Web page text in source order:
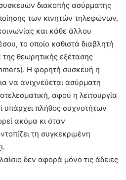
διακοπής ασύρματης
των κινητών τηλεφώνων,
και κάθε άλλου
το οποίο καθιστά διαβλητή
της θεωρητικής εξέτασης
Η φορητή συσκευή η
να ανιχνεύεται ασύρματη
αφού η λειτουργία
υπάρχει πλήθος συχνοτήτων
ακόμα κι όταν
τη συγκεκριμένη
δεν αφορά μόνο τις άδειες